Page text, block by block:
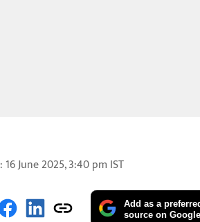
: 16 June 2025, 3:40 pm IST
Add as a
source on Google